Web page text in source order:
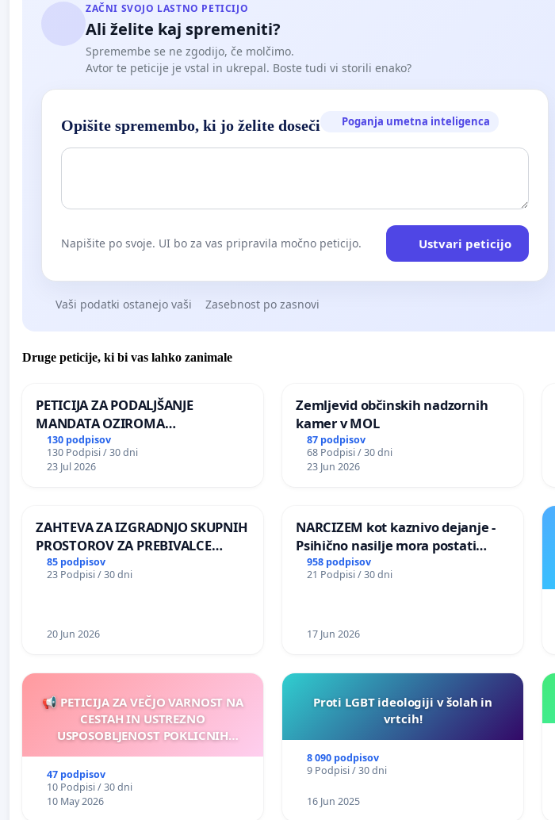
ZAČNI SVOJO LASTNO PETICIJO
Ali želite kaj spremeniti?
Spremembe se ne zgodijo, če molčimo.
Avtor te peticije je vstal in ukrepal. Boste tudi vi storili enako?
Opišite spremembo, ki jo želite doseči Poganja umetna inteligenca
Napišite po svoje. UI bo za vas pripravila močno peticijo. Ustvari peticijo
Vaši podatki ostanejo vaši Zasebnost po zasnovi
Druge peticije, ki bi vas lahko zanimale
PETICIJA ZA PODALJŠANJE
MANDATA OZIROMA
ČIMPREJŠNJO PONOVNO
NAPOTITEV GOSPODA BERNARDA
ŠRAJNERJA NA VELEPOSLANIŠTVO
130 podpisov
130 Podpisi / 30 dni
23 Jul 2026
Zemljevid občinskih nadzornih
kamer v MOL
87 podpisov
68 Podpisi / 30 dni
23 Jun 2026
ZAHTEVA ZA IZGRADNJO SKUPNIH
PROSTOROV ZA PREBIVALCE
KRAJEVNE SKUPNOSTI
PRESTRANEK
85 podpisov
23 Podpisi / 30 dni
20 Jun 2026
NARCIZEM kot kaznivo dejanje -
Psihično nasilje mora postati
enako prepoznano kot fizično
nasilje
958 podpisov
21 Podpisi / 30 dni
17 Jun 2026
📢 PETICIJA ZA VEČJO VARNOST NA
CESTAH IN USTREZNO
USPOSOBLJENOST POKLICNIH
47 podpisov
10 Podpisi / 30 dni
10 May 2026
Proti LGBT ideologiji v šolah in
vrtcih!
8 090 podpisov
9 Podpisi / 30 dni
16 Jun 2025